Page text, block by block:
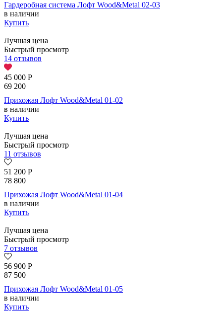
Гардеробная система Лофт Wood&Metal 02-03
в наличии
Купить
Лучшая цена
Быстрый просмотр
14 отзывов
45 000 Р
69 200
Прихожая Лофт Wood&Metal 01-02
в наличии
Купить
Лучшая цена
Быстрый просмотр
11 отзывов
51 200 Р
78 800
Прихожая Лофт Wood&Metal 01-04
в наличии
Купить
Лучшая цена
Быстрый просмотр
7 отзывов
56 900 Р
87 500
Прихожая Лофт Wood&Metal 01-05
в наличии
Купить